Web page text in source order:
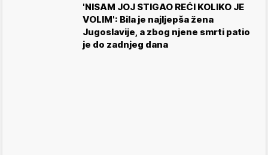
'NISAM JOJ STIGAO REĆI KOLIKO JE
VOLIM': Bila je najljepša žena
Jugoslavije, a zbog njene smrti patio
je do zadnjeg dana